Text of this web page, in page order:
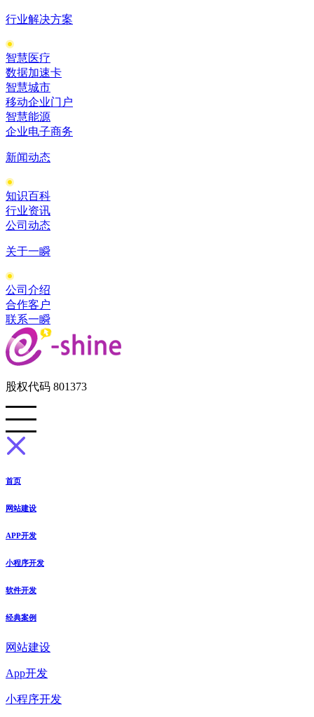
行业解决方案
智慧医疗
数据加速卡
智慧城市
移动企业门户
智慧能源
企业电子商务
新闻动态
知识百科
行业资讯
公司动态
关于一瞬
公司介绍
合作客户
联系一瞬
股权代码 801373
首页
网站建设
APP开发
小程序开发
软件开发
经典案例
网站建设
App开发
小程序开发